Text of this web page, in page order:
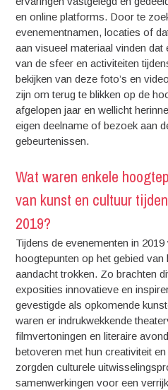
en online platforms. Door te
evenementnamen, locaties of
aan visueel materiaal vinden dat
van de sfeer en activiteiten
bekijken van deze foto’s en
zijn om terug te blikken op de
afgelopen jaar en wellicht
eigen deelname of bezoek aan
gebeurtenissen.
Wat waren enkele
van kunst en cultuur
2019?
Tijdens de evenementen in
hoogtepunten op het gebied van
aandacht trokken. Zo brachten
exposities innovatieve en
gevestigde als opkomende
waren er indrukwekkende
filmvertoningen en literaire
betoveren met hun creativiteit
zorgden culturele
samenwerkingen voor een